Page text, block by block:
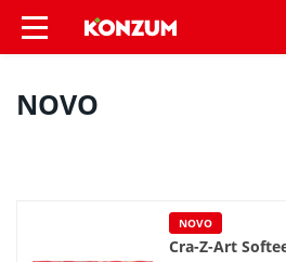
NOVO - Konzum
NOVO
NOVO
Cra-Z-Art